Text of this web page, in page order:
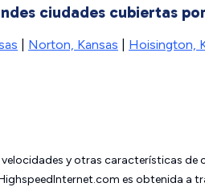
ciudades cubiertas
Norton, Kansas Hoisington,
y otras características de
es obtenida a